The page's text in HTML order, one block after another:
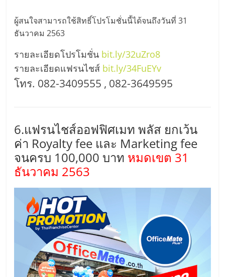
ผู้สนใจสามารถใช้สิทธิ์โปรโมชั่นนี้ได้จนถึงวันที่ 31
ธันวาคม 2563
รายละเอียดโปรโมชั่น bit.ly/32uZro8
รายละเอียดแฟรนไชส์ bit.ly/34FuEYv
โทร. 082-3409555 , 082-3649595
6.แฟรนไชส์ออฟฟิศเมท พลัส ยกเว้น
ค่า Royalty fee และ Marketing fee
จนครบ 100,000 บาท หมดเขต 31
ธันวาคม 2563